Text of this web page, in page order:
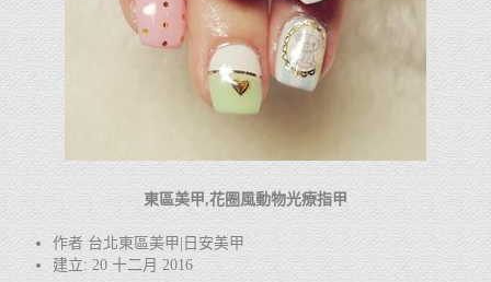
東區美甲,花圈風動物光療指甲
作者 台北東區美甲|日安美甲
建立: 20 十二月 2016